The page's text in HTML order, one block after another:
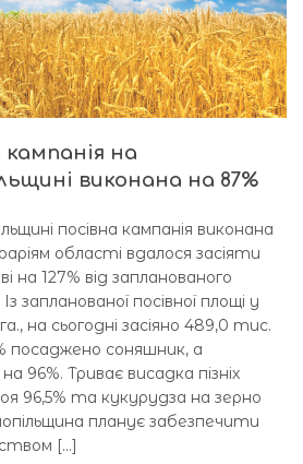
кампанія на
виконана на 87%
посівна кампанія виконана
області вдалося засіяти
на 127% від запланованого
запланованої посівної площі у
на сьогодні засіяно 489,0 тис.
посаджено соняшник, а
96%. Триває висадка пізніх
96,5% та кукурудза на зерно
планує забезпечити
[…]